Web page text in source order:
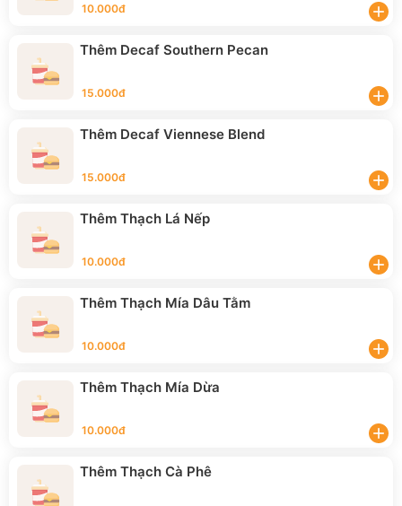
10.000đ add
Thêm Decaf Southern Pecan
15.000đ add
Thêm Decaf Viennese Blend
15.000đ add
Thêm Thạch Lá Nếp
10.000đ add
Thêm Thạch Mía Dâu Tằm
10.000đ add
Thêm Thạch Mía Dừa
10.000đ add
Thêm Thạch Cà Phê